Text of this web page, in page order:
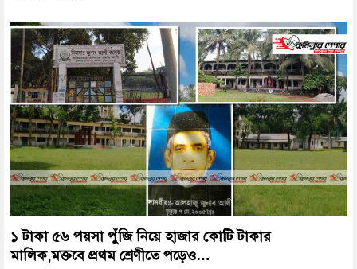
১ টাকা ৫৬ পয়সা পুঁজি নিয়ে হাজার কোটি টাকার
মালিক,মক্তবে প্রথম শ্রেণীতে পড়েও…